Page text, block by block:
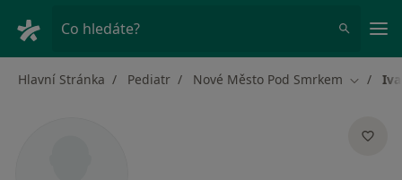
Co hledáte?
Hlavní Stránka Pediatr Nové Město Pod Smrkem Změna